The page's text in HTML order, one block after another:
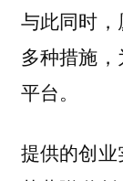
与此同时
多种措施
平台。
提供的创业